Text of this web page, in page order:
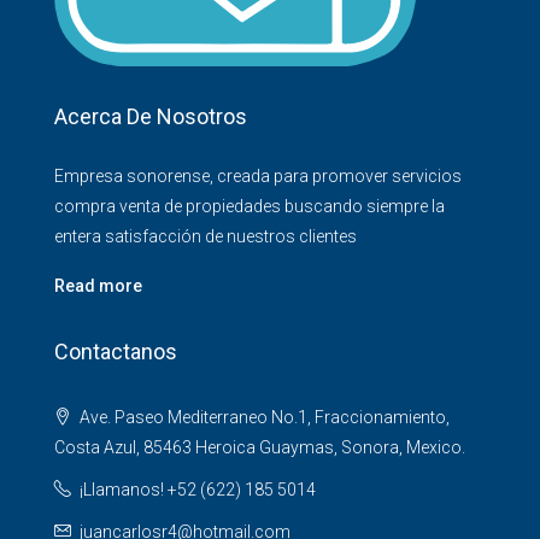
Acerca De Nosotros
Empresa sonorense, creada para promover servicios
compra venta de propiedades buscando siempre la
entera satisfacción de nuestros clientes
Read more
Contactanos
Ave. Paseo Mediterraneo No.1, Fraccionamiento,
Costa Azul, 85463 Heroica Guaymas, Sonora, Mexico.
¡Llamanos! +52 (622) 185 5014
juancarlosr4@hotmail.com